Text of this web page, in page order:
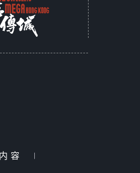
容 |